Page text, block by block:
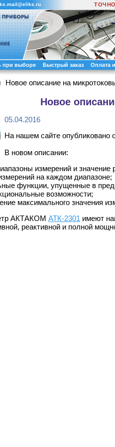
при выборе Быстрый заказ Оплата
Новое описание на
Новое
05.04.2016
На нашем сайте опубликовано
В новом описании:
измерений и значение
на каждом диапазоне;
функции, упущенные в
возможности;
максимального значения
АКТАКОМ АТК-2301 имеют
реактивной и полной